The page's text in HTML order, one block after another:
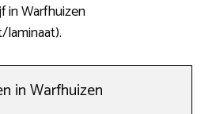
in Warfhuizen
in Warfhuizen